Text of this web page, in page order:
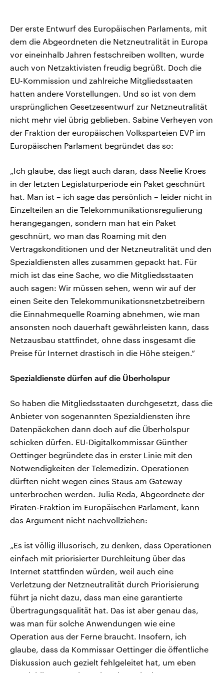
Der erste Entwurf des Europäischen Parlaments, mit
dem die Abgeordneten die Netzneutralität in Europa
vor eineinhalb Jahren festschreiben wollten, wurde
auch von Netzaktivisten freudig begrüßt. Doch die
EU-Kommission und zahlreiche Mitgliedsstaaten
hatten andere Vorstellungen. Und so ist von dem
ursprünglichen Gesetzesentwurf zur Netzneutralität
nicht mehr viel übrig geblieben. Sabine Verheyen von
der Fraktion der europäischen Volksparteien EVP im
Europäischen Parlament begründet das so:
„Ich glaube, das liegt auch daran, dass Neelie Kroes
in der letzten Legislaturperiode ein Paket geschnürt
hat. Man ist – ich sage das persönlich – leider nicht in
Einzelteilen an die Telekommunikationsregulierung
herangegangen, sondern man hat ein Paket
geschnürt, wo man das Roaming mit den
Vertragskonditionen und der Netzneutralität und den
Spezialdiensten alles zusammen gepackt hat. Für
mich ist das eine Sache, wo die Mitgliedsstaaten
auch sagen: Wir müssen sehen, wenn wir auf der
einen Seite den Telekommunikationsnetzbetreibern
die Einnahmequelle Roaming abnehmen, wie man
ansonsten noch dauerhaft gewährleisten kann, dass
Netzausbau stattfindet, ohne dass insgesamt die
Preise für Internet drastisch in die Höhe steigen.“
Spezialdienste dürfen auf die Überholspur
So haben die Mitgliedsstaaten durchgesetzt, dass die
Anbieter von sogenannten Spezialdiensten ihre
Datenpäckchen dann doch auf die Überholspur
schicken dürfen. EU-Digitalkommissar Günther
Oettinger begründete das in erster Linie mit den
Notwendigkeiten der Telemedizin. Operationen
dürften nicht wegen eines Staus am Gateway
unterbrochen werden. Julia Reda, Abgeordnete der
Piraten-Fraktion im Europäischen Parlament, kann
das Argument nicht nachvollziehen:
„Es ist völlig illusorisch, zu denken, dass Operationen
einfach mit priorisierter Durchleitung über das
Internet stattfinden würden, weil auch eine
Verletzung der Netzneutralität durch Priorisierung
führt ja nicht dazu, dass man eine garantierte
Übertragungsqualität hat. Das ist aber genau das,
was man für solche Anwendungen wie eine
Operation aus der Ferne braucht. Insofern, ich
glaube, dass da Kommissar Oettinger die öffentliche
Diskussion auch gezielt fehlgeleitet hat, um eben